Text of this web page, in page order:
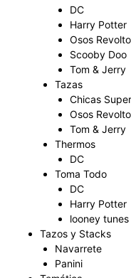
DC
Harry Potter
Osos
Scooby Doo
Tom & Jerry
Tazas
Chicas
Osos
Tom & Jerry
Thermos
DC
Toma Todo
DC
Harry Potter
looney tunes
Tazos y Stacks
Navarrete
Panini